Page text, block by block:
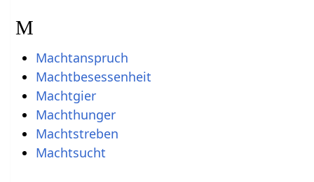
M
Machtanspruch
Machtbesessenheit
Machtgier
Machthunger
Machtstreben
Machtsucht